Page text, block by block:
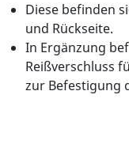
Diese befinden
und Rückseite.
In Ergänzung
Reißverschluss
zur Befestigung